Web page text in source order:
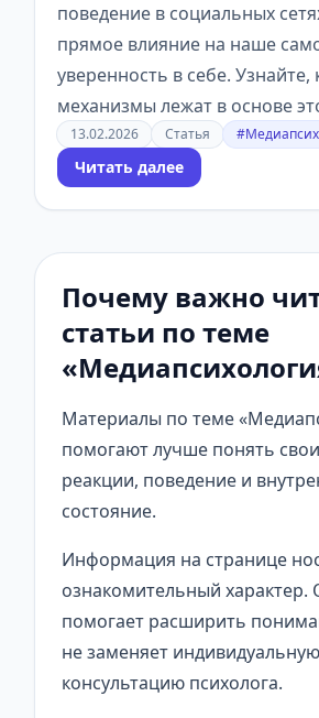
поведение в социальных
прямое влияние на наше
уверенность в себе. Узнайте,
механизмы лежат в основе
13.02.2026 Статья
Читать далее
Почему важно
статьи по теме
Материалы по теме
помогают лучше понять
реакции, поведение и
состояние.
Информация на странице
ознакомительный характер.
помогает расширить
не заменяет индивидуальную
консультацию психолога.